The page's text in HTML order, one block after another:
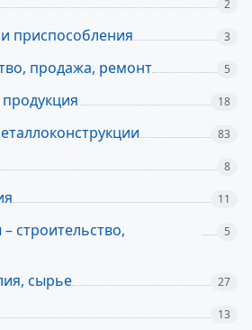
2
приспособления 3
продажа, ремонт 5
18
83
8
11
строительство,
5
сырье 27
13